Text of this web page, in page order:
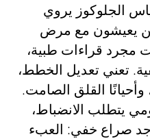
الجلوكوز يروي
يعيشون مع مرض
مجرد قراءات طبية،
تعني تعديل الخطط،
وأحيانًا القلق الصامت.
يتطلب الانضباط،
صراع خفي: العبء